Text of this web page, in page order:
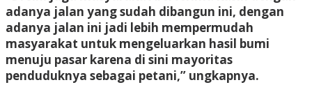
adanya jalan yang sudah dibangun ini, dengan
adanya jalan ini jadi lebih mempermudah
masyarakat untuk mengeluarkan hasil bumi
menuju pasar karena di sini mayoritas
penduduknya sebagai petani,” ungkapnya.